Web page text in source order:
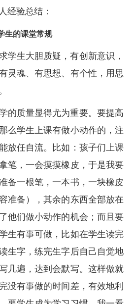
经验总结：
生的课堂常规
学生大胆质疑，有创新意识，
灵魂、有思想、有个性，用思
的质量显得尤为重要。要提高
么学生上课有做小动作的，注
放任自流。比如：孩子们上课
笔，一会摸摸橡皮，于是我要
备一根笔，一本书，一块橡皮
准备），其余的东西全部放在
他们做小动作的机会；而且要
生有事可做，比如在学生读完
生字，练完生字后自己自觉地
几遍，达到会默写。这样做就
没有事做的时间差，有效地利